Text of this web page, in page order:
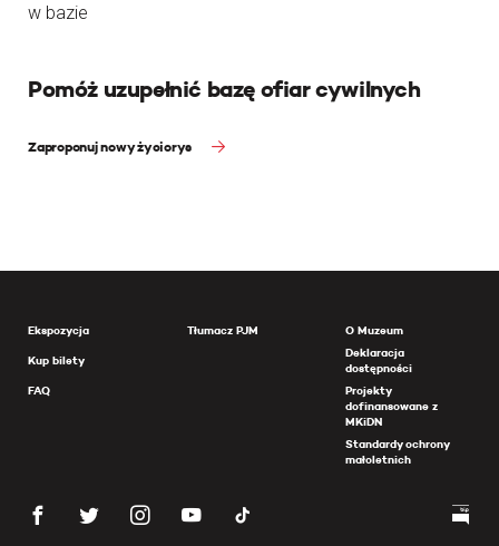
w bazie
Pomóż uzupełnić bazę ofiar cywilnych
Zaproponuj nowy życiorys
Ekspozycja
Kup bilety
FAQ
Tłumacz PJM
O Muzeum
Deklaracja
dostępności
Projekty
dofinansowane z
MKiDN
Standardy ochrony
małoletnich